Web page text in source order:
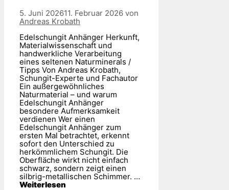
5. Juni 202611. Februar 2026 von
Andreas Krobath
Edelschungit Anhänger Herkunft,
Materialwissenschaft und
handwerkliche Verarbeitung
eines seltenen Naturminerals /
Tipps Von Andreas Krobath,
Schungit-Experte und Fachautor
Ein außergewöhnliches
Naturmaterial – und warum
Edelschungit Anhänger
besondere Aufmerksamkeit
verdienen Wer einen
Edelschungit Anhänger zum
ersten Mal betrachtet, erkennt
sofort den Unterschied zu
herkömmlichem Schungit. Die
Oberfläche wirkt nicht einfach
schwarz, sondern zeigt einen
silbrig-metallischen Schimmer. …
Weiterlesen